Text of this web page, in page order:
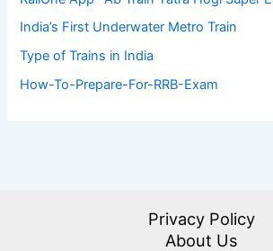
India’s First Underwater Metro Train
Type of Trains in India
How-To-Prepare-For-RRB-Exam
Privacy Policy
About Us